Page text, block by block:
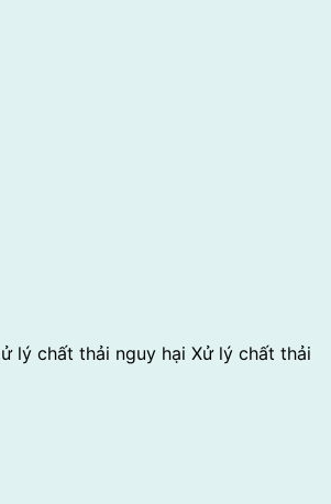
lý chất thải nguy hại Xử lý chất thải